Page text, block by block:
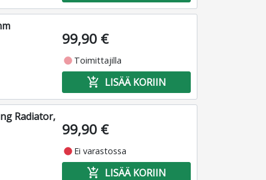
99,90 €
fiber_manual_record Toimittajilla
add_shopping_cart LISÄÄ KORIIN
Radiator,
99,90 €
fiber_manual_record Ei varastossa
add_shopping_cart LISÄÄ KORIIN